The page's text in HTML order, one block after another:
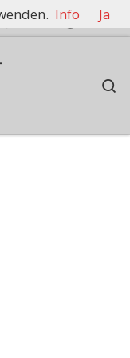
Info Ja